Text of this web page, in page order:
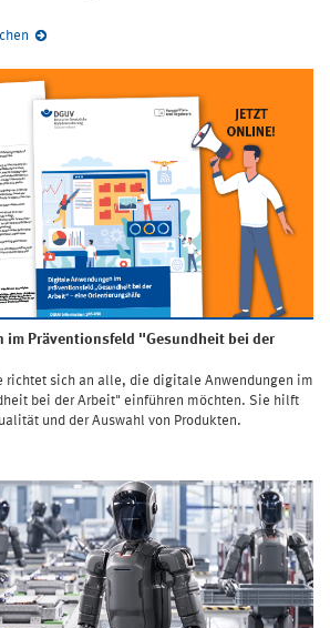
im Präventionsfeld "Gesundheit bei der
richtet sich an alle, die digitale Anwendungen im
bei der Arbeit" einführen möchten. Sie hilft
und der Auswahl von Produkten.